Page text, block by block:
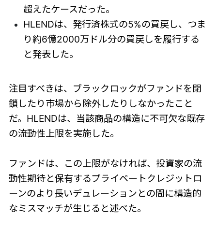
超えたケースだった。
HLENDは、発行済株式の5%の買戻し、つま
り約6億2000万ドル分の買戻しを履行する
と発表した。
注目すべきは、ブラックロックがファンドを閉
鎖したり市場から除外したりしなかったこと
だ。HLENDは、当該商品の構造に不可欠な既存
の流動性上限を実施した。
ファンドは、この上限がなければ、投資家の流
動性期待と保有するプライベートクレジットロ
ーンのより長いデュレーションとの間に構造的
なミスマッチが生じると述べた。